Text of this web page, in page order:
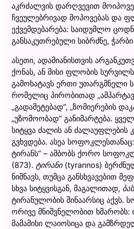
აკრძალვის დარღვევით
ჩვეულებრივად მოპოვებას და
ექვემდებარება: საიდუმლო
განსაკუთრებული სიბრძნე,
ასეთი, ადამიანისთვის
ქონას, ან მისი ფლობის
გამოხატავს ერთი უთარგმნელი
რომელიც პირობითად
„გადამეტებად“, „ზომიერების
„უზომოობად“ განიმარტება.
სიტყვა ძალის ან ძალაუფლების
გვხვდება. ასეა
ტირანს“ – ამბობს ქორო
(873). ტირანი(tyrannos)
ნიშნავს, თუმცა განსხვავებით
სხვა სიტყვისგან, მაგალითად,
ტირანულობის შინაარსიც აქვს.
ორივე მნიშვნელობით ხმარობს:
მამამისი ლაიოსიცა და